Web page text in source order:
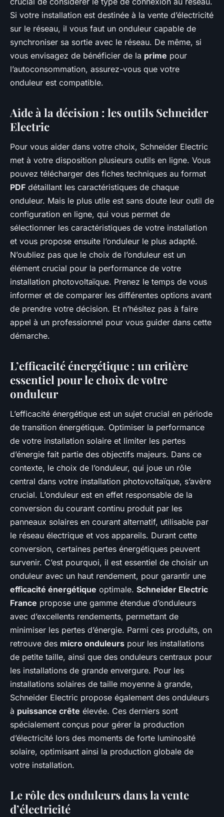
Si votre installation est destinée à la vente d’électricité
sur le réseau, il vous faut un onduleur capable de
synchroniser sa sortie avec le réseau. De même, si
vous envisagez de bénéficier de la prime pour
l’autoconsommation, assurez-vous que votre
onduleur est compatible.
Aide à la décision : les outils Schneider
Electric
Pour vous aider dans votre choix, Schneider Electric
met à votre disposition plusieurs outils en ligne. Vous
pouvez télécharger des fiches techniques au format
PDF détaillant les caractéristiques de chaque
onduleur. Mais le plus utile est sans doute leur outil de
configuration en ligne, qui vous permet de
sélectionner les caractéristiques de votre installation
et vous propose ensuite l’onduleur le plus adapté.
N’oubliez pas que le choix de l’onduleur est un
élément crucial pour la performance de votre
installation photovoltaïque. Prenez le temps de vous
informer et de comparer les différentes options avant
de prendre votre décision. Et n’hésitez pas à faire
appel à un professionnel pour vous guider dans cette
démarche.
L’efficacité énergétique : un critère
essentiel pour le choix de votre
onduleur
L’efficacité énergétique est un sujet crucial en période
de transition énergétique. Optimiser la performance
de votre installation solaire et limiter les pertes
d’énergie fait partie des objectifs majeurs. Dans ce
contexte, le choix de l’onduleur, qui joue un rôle
central dans votre installation photovoltaïque, s’avère
crucial. L’onduleur est en effet responsable de la
conversion du courant continu produit par les
panneaux solaires en courant alternatif, utilisable par
le réseau électrique et vos appareils. Durant cette
conversion, certaines pertes énergétiques peuvent
survenir. C’est pourquoi, il est essentiel de choisir un
onduleur avec un haut rendement, pour garantir une
efficacité énergétique optimale. Schneider Electric
France propose une gamme étendue d’onduleurs
avec d’excellents rendements, permettant de
minimiser les pertes d’énergie. Parmi ces produits, on
retrouve des micro onduleurs pour les installations
de petite taille, ainsi que des onduleurs centraux pour
les installations de grande envergure. Pour les
installations solaires de taille moyenne à grande,
Schneider Electric propose également des onduleurs
à puissance crête élevée. Ces derniers sont
spécialement conçus pour gérer la production
d’électricité lors des moments de forte luminosité
solaire, optimisant ainsi la production globale de
votre installation.
Le rôle des onduleurs dans la vente
d’électricité